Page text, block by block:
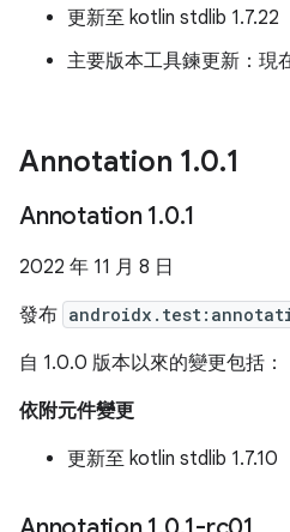
更新至 kotlin stdlib 1.7.22
主要版本工具鍊更新：現
Annotation 1.0.1
Annotation 1.0.1
2022 年 11 月 8 日
發布
自 1.0.0 版本以來的變更包括：
依附元件變更
更新至 kotlin stdlib 1.7.10